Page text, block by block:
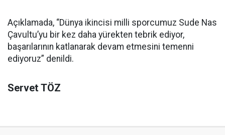
Açıklamada, “Dünya ikincisi milli sporcumuz Sude Nas
Çavultu’yu bir kez daha yürekten tebrik ediyor,
başarılarının katlanarak devam etmesini temenni
ediyoruz” denildi.
Servet TÖZ